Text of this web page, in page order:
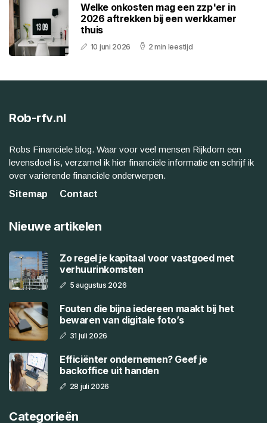
Welke onkosten mag een zzp'er in
2026 aftrekken bij een werkkamer
thuis
10 juni 2026 2 min leestijd
Rob-rfv.nl
Robs Financiele blog. Waar voor veel mensen Rijkdom een
levensdoel is, verzamel ik hier financiële informatie en schrijf ik
over variërende financiële onderwerpen.
Sitemap
Contact
Nieuwe artikelen
Zo regel je kapitaal voor vastgoed met
verhuurinkomsten
5 augustus 2026
Fouten die bijna iedereen maakt bij het
bewaren van digitale foto’s
31 juli 2026
Efficiënter ondernemen? Geef je
backoffice uit handen
28 juli 2026
Categorieën